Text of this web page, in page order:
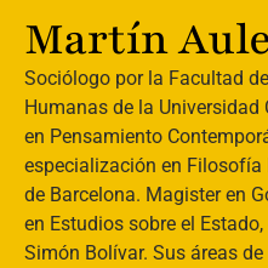
Martín
Sociólogo por la Facultad
Humanas de la Universidad
en Pensamiento
especialización en Filosofía
de Barcelona. Magister en
en Estudios sobre el
Simón Bolívar. Sus áreas